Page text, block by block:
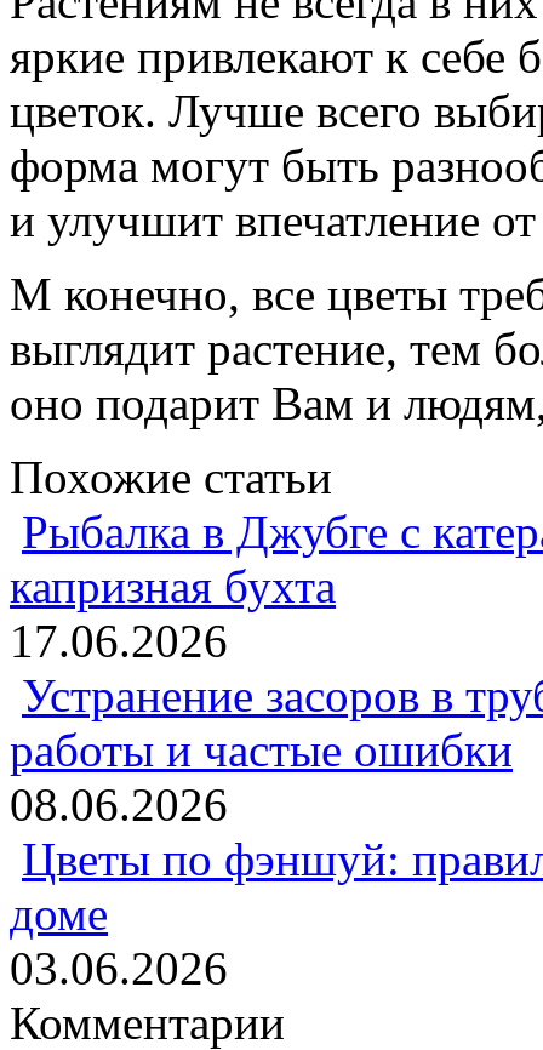
яркие привлекают к
цветок. Лучше всего
форма могут быть
и улучшит впечатление
М конечно, все цветы
выглядит растение, тем
оно подарит Вам и
Похожие статьи
Рыбалка в Джубге с
капризная бухта
17.06.2026
Устранение засоров в
работы и частые ошибки
08.06.2026
Цветы по фэншуй:
доме
03.06.2026
Комментарии